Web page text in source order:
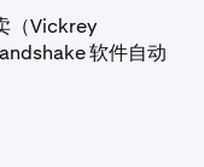
（Vickrey
软件自动